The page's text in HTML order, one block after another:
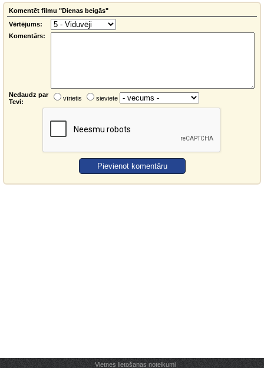
Komentēt filmu "Dienas beigās"
Vērtējums:
Komentārs:
Nedaudz par
Tevi:
vīrietis sieviete
Vietnes lietošanas noteikumi